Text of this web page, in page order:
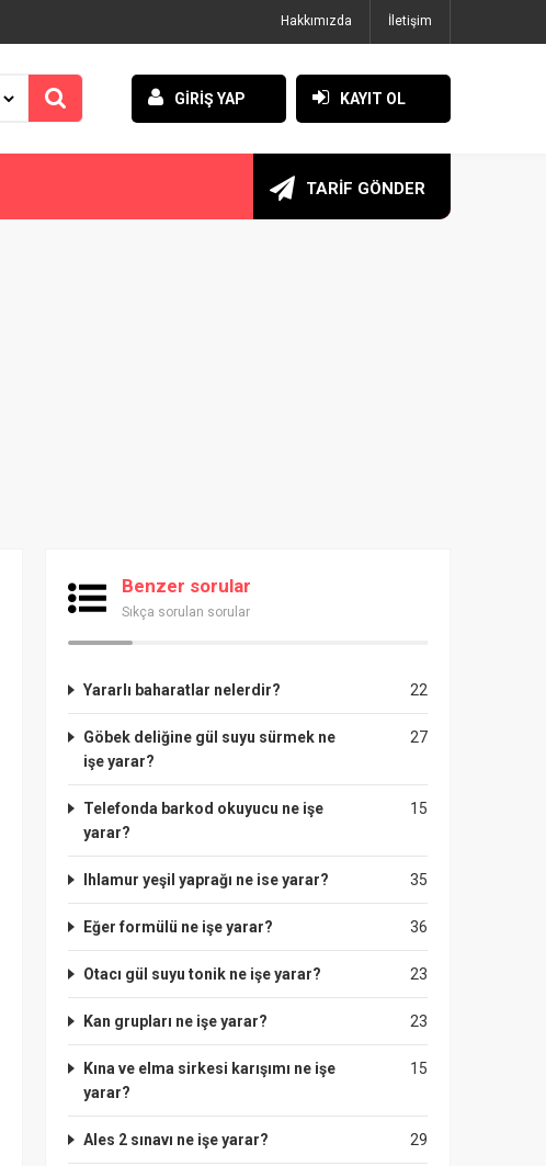
Hakkımızda İletişim
GİRİŞ YAP KAYIT OL
TARİF GÖNDER
Benzer sorular
Sıkça sorulan sorular
22
Yararlı baharatlar nelerdir?
27
Göbek deliğine gül suyu sürmek ne
işe yarar?
15
Telefonda barkod okuyucu ne işe
yarar?
35
Ihlamur yeşil yaprağı ne ise yarar?
36
Eğer formülü ne işe yarar?
23
Otacı gül suyu tonik ne işe yarar?
23
Kan grupları ne işe yarar?
15
Kına ve elma sirkesi karışımı ne işe
yarar?
29
Ales 2 sınavı ne işe yarar?